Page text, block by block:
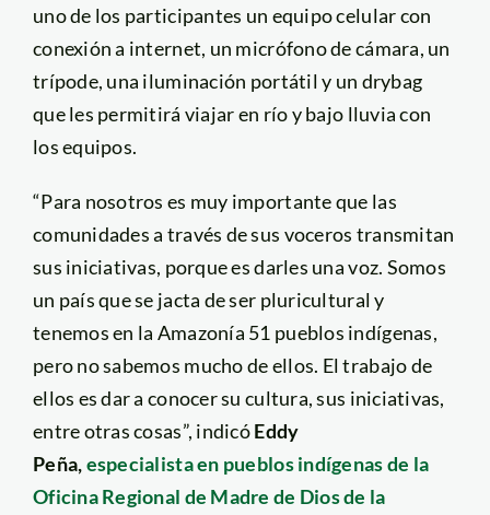
uno de los participantes un equipo celular con
conexión a internet, un micrófono de cámara, un
trípode, una iluminación portátil y un drybag
que les permitirá viajar en río y bajo lluvia con
los equipos.
“Para nosotros es muy importante que las
comunidades a través de sus voceros transmitan
sus iniciativas, porque es darles una voz. Somos
un país que se jacta de ser pluricultural y
tenemos en la Amazonía 51 pueblos indígenas,
pero no sabemos mucho de ellos. El trabajo de
ellos es dar a conocer su cultura, sus iniciativas,
entre otras cosas”, indicóEddy
Peña,especialista en pueblos indígenas de la
Oficina Regional de Madre de Dios de la